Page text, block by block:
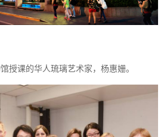
授课的华人琉璃艺术家，杨惠姗。